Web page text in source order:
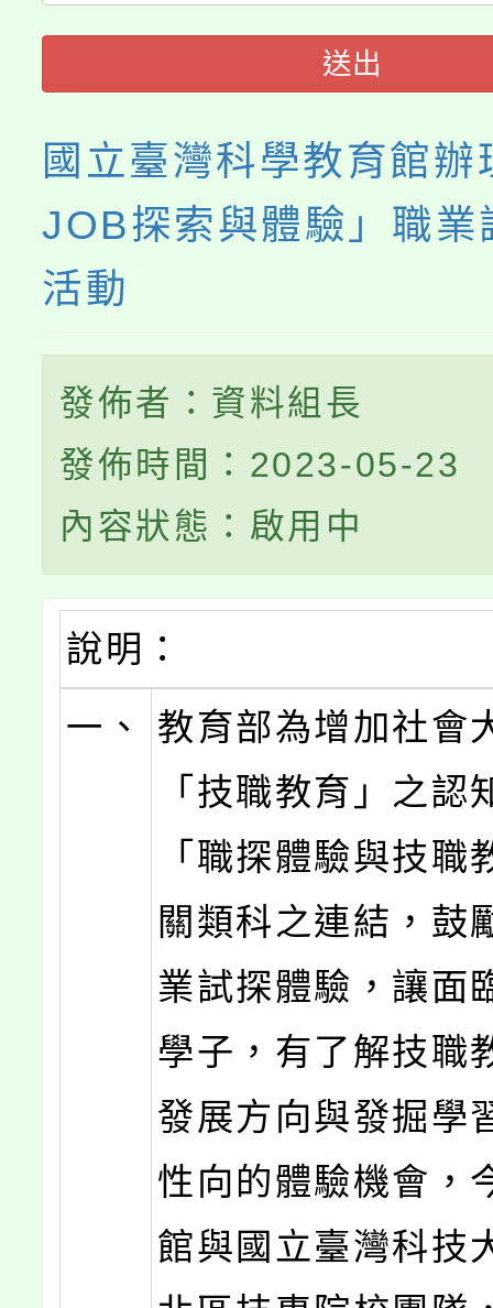
送出
國立臺灣科學教育館辦
JOB探索與體驗」職業
活動
發佈者：資料組長
發佈時間：2023-05-23
內容狀態：啟用中
說明：
一、
教育部為增加社會
「技職教育」之認
「職探體驗與技職
關類科之連結，鼓
業試探體驗，讓面
學子，有了解技職
發展方向與發掘學
性向的體驗機會，
館與國立臺灣科技